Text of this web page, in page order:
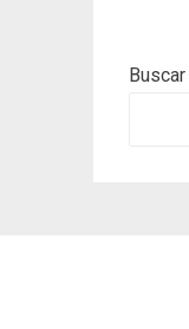
Buscar